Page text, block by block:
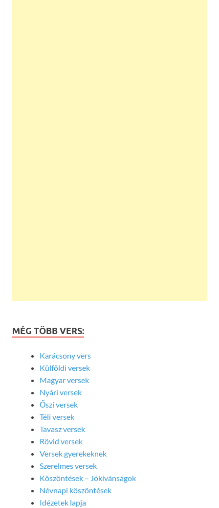
MÉG TÖBB VERS:
Karácsony vers
Külföldi versek
Magyar versek
Nyári versek
Őszi versek
Téli versek
Tavasz versek
Rövid versek
Versek gyerekeknek
Szerelmes versek
Köszöntések – Jókívánságok
Névnapi köszöntések
Idézetek lapja